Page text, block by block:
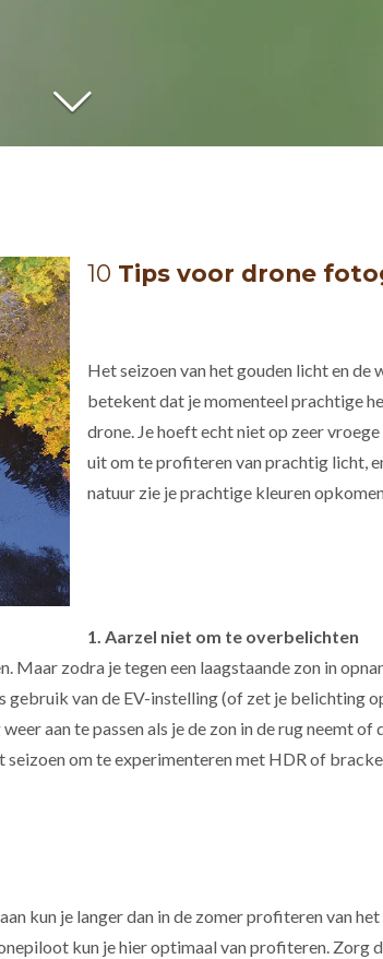
10 Tips voor drone
Het seizoen van het gouden licht en de
betekent dat je momenteel prachtige
drone. Je hoeft echt niet op zeer
uit om te profiteren van prachtig licht,
natuur zie je prachtige kleuren
1. Aarzel niet om te overbelichten
zodra je tegen een laagstaande zon in
van de EV-instelling (of zet je belichting
aan te passen als je de zon in de rug neemt of
seizoen om te experimenteren met HDR of
kun je langer dan in de zomer profiteren van
kun je hier optimaal van profiteren. Zorg